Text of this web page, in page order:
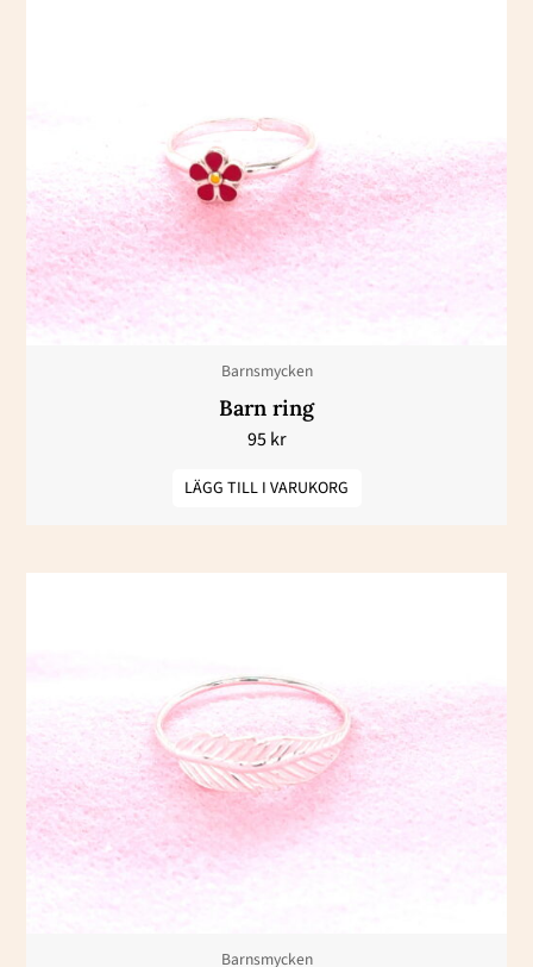
Barnsmycken
Barn ring
95kr
LÄGG TILL I VARUKORG
Barnsmycken